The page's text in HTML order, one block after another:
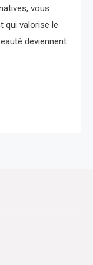
vous
qui valorise le
deviennent